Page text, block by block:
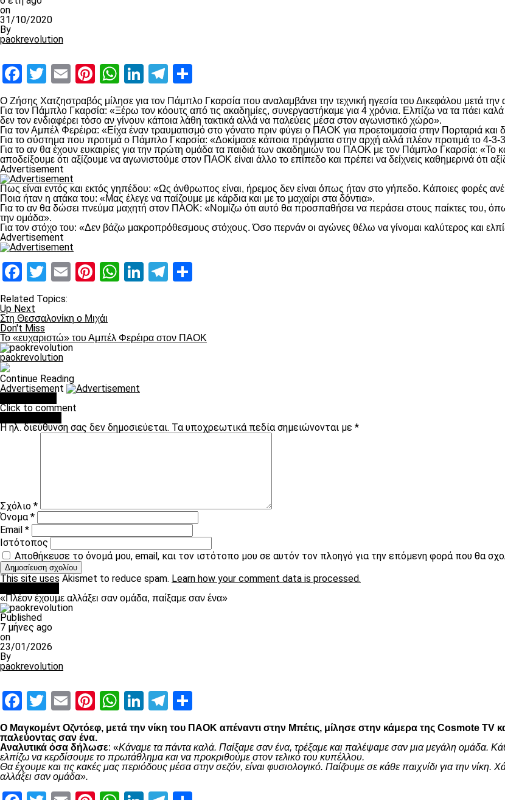
on
31/10/2020
By
paokrevolution
Facebook
Twitter
EmailPinterest
WhatsApp
LinkedIn
Telegram
O Ζήσης Χατζηστραβός μίλησε για τον Πάμπλο Γκαρσία που αναλαμβάνει την τεχνική ηγεσία του Δικεφάλου μετά
Για τον Πάμπλο Γκαρσία: «Ξέρω τον κόουτς από τις ακαδημίες, συνεργαστήκαμε για 4 χρόνια. Ελπίζω να τα πάει
δεν τον ενδιαφέρει τόσο αν γίνουν κάποια λάθη τακτικά αλλά να παλεύεις μέσα στον αγωνιστικό χώρο».
Για τον Αμπέλ Φερέιρα: «Είχα έναν τραυματισμό στο γόνατο πριν φύγει ο ΠΑΟΚ για προετοιμασία στην Πορταριά
Για το σύστημα που προτιμά ο Πάμπλο Γκαρσία: «Δοκίμασε κάποια πράγματα στην αρχή αλλά πλέον προτιμά το 4-3-
Για το αν θα έχουν ευκαιρίες για την πρώτη ομάδα τα παιδιά των ακαδημιών του ΠΑΟΚ με τον Πάμπλο Γκαρσία: «Το
αποδείξουμε ότι αξίζουμε να αγωνιστούμε στον ΠΑΟΚ είναι άλλο το επίπεδο και πρέπει να δείχνεις καθημερινά ότι
Advertisement
Πως είναι εντός και εκτός γηπέδου: «Ως άνθρωπος είναι, ήρεμος δεν είναι όπως ήταν στο γήπεδο. Κάποιες φορές
Ποια ήταν η ατάκα του: «Μας έλεγε να παίζουμε με κάρδια και με το μαχαίρι στα δόντια».
Για το αν θα δώσει πνεύμα μαχητή στον ΠΑΟΚ: «Νομίζω ότι αυτό θα προσπαθήσει να περάσει στους παίκτες του,
την ομάδα».
Για τον στόχο του: «Δεν βάζω μακροπρόθεσμους στόχους. Όσο περνάν οι αγώνες θέλω να γίνομαι καλύτερος και
Advertisement
Facebook
Twitter
EmailPinterest
WhatsApp
LinkedIn
Telegram
Related Topics:
Up Next
Στη Θεσσαλονίκη ο Μιχάι
Don't Miss
Το «ευχαριστώ» του Αμπέλ Φερέιρα στον ΠΑΟΚ
paokrevolution
Continue Reading
Advertisement
Click to comment
Η ηλ. διεύθυνση σας δεν δημοσιεύεται. Τα υποχρεωτικά πεδία σημειώνονται με *
Σχόλιο *
Όνομα*
Email *
Ιστότοπος
Αποθήκευσε το όνομά μου, email, και τον ιστότοπο μου σε αυτόν τον πλοηγό για την επόμενη φορά που θα
This site uses Akismet to reduce spam. Learn how your comment data is processed.
«Πλέον έχουμε αλλάξει σαν ομάδα, παίξαμε σαν ένα»
Published
7 μήνες ago
on
23/01/2026
By
paokrevolution
Facebook
Twitter
EmailPinterest
WhatsApp
LinkedIn
Telegram
Ο Μαγκομέντ Οζντόεφ, μετά την νίκη του ΠΑΟΚ απέναντι στην Μπέτις, μίλησε στην κάμερα της Cosmote TV
παλεύοντας σαν ένα.
Αναλυτικά όσα δήλωσε: «Κάναμε τα πάντα καλά. Παίξαμε σαν ένα, τρέξαμε και παλέψαμε σαν μια μεγάλη ομάδα.
ελπίζω να κερδίσουμε το πρωτάθλημα και να προκριθούμε στον τελικό του κυπέλλου.
Θα έχουμε και τις κακές μας περιόδους μέσα στην σεζόν, είναι φυσιολογικό. Παίζουμε σε κάθε παιχνίδι για την
αλλάξει σαν ομάδα».